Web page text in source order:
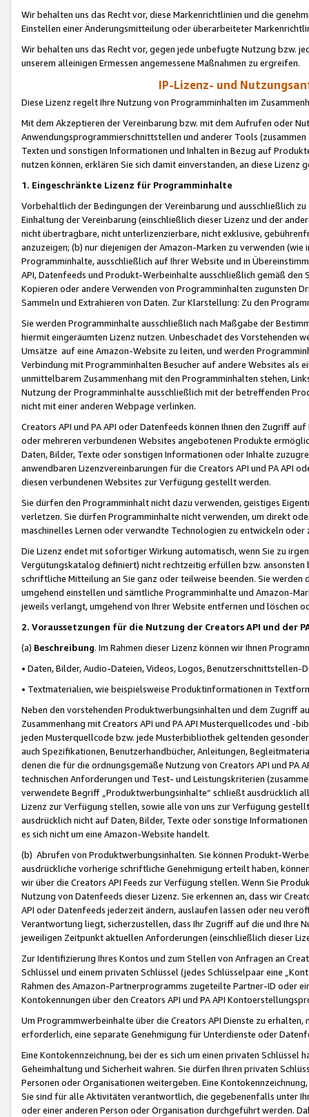
Wir behalten uns das Recht vor, diese Markenrichtlinien und die
Einstellen einer Änderungsmitteilung oder überarbeiteter
Wir behalten uns das Recht vor, gegen jede unbefugte Nutzung bzw.
unserem alleinigen Ermessen angemessene Maßnahmen zu ergreifen.
IP-Lizenz- und
Diese Lizenz regelt Ihre Nutzung von Programminhalten im
Mit dem Akzeptieren der Vereinbarung bzw. mit dem Aufrufen oder
Anwendungsprogrammierschnittstellen und anderer Tools (zusammen
Texten und sonstigen Informationen und Inhalten in Bezug auf
nutzen können, erklären Sie sich damit einverstanden, an diese Lizenz
1. Eingeschränkte Lizenz für Programminhalte
Vorbehaltlich der Bedingungen der Vereinbarung und ausschließlich
Einhaltung der Vereinbarung (einschließlich dieser Lizenz und der
nicht übertragbare, nicht unterlizenzierbare, nicht exklusive,
anzuzeigen; (b) nur diejenigen der Amazon-Marken zu verwenden
Programminhalte, ausschließlich auf Ihrer Website und in
API, Datenfeeds und Produkt-Werbeinhalte ausschließlich gemäß
Kopieren oder andere Verwenden von Programminhalten zugunsten
Sammeln und Extrahieren von Daten. Zur Klarstellung: Zu den
Sie werden Programminhalte ausschließlich nach Maßgabe der
hiermit eingeräumten Lizenz nutzen. Unbeschadet des Vorstehenden
Umsätze auf eine Amazon-Website zu leiten, und werden
Verbindung mit Programminhalten Besucher auf andere Websites als
unmittelbarem Zusammenhang mit den Programminhalten stehen,
Nutzung der Programminhalte ausschließlich mit der betreffenden
nicht mit einer anderen Webpage verlinken.
Creators API und PA API oder Datenfeeds können Ihnen den Zugriff
oder mehreren verbundenen Websites angebotenen Produkte
Daten, Bilder, Texte oder sonstigen Informationen oder Inhalte
anwendbaren Lizenzvereinbarungen für die Creators API und PA API
diesen verbundenen Websites zur Verfügung gestellt werden.
Sie dürfen den Programminhalt nicht dazu verwenden, geistiges
verletzen. Sie dürfen Programminhalte nicht verwenden, um direkt
maschinelles Lernen oder verwandte Technologien zu entwickeln
Die Lizenz endet mit sofortiger Wirkung automatisch, wenn Sie zu
Vergütungskatalog definiert) nicht rechtzeitig erfüllen bzw. ansonsten
schriftliche Mitteilung an Sie ganz oder teilweise beenden. Sie werden
umgehend einstellen und sämtliche Programminhalte und Amazon-
jeweils verlangt, umgehend von Ihrer Website entfernen und löschen
2. Voraussetzungen für die Nutzung der Creators API und der
(a) Beschreibung. Im Rahmen dieser Lizenz können wir Ihnen
• Daten, Bilder, Audio-Dateien, Videos, Logos, Benutzerschnittstellen-
• Textmaterialien, wie beispielsweise Produktinformationen in
Neben den vorstehenden Produktwerbungsinhalten und dem Zugriff
Zusammenhang mit Creators API und PA API Musterquellcodes und
jeden Musterquellcode bzw. jede Musterbibliothek geltenden
auch Spezifikationen, Benutzerhandbücher, Anleitungen,
denen die für die ordnungsgemäße Nutzung von Creators API und PA
technischen Anforderungen und Test- und Leistungskriterien
verwendete Begriff „Produktwerbungsinhalte“ schließt ausdrücklich
Lizenz zur Verfügung stellen, sowie alle von uns zur Verfügung
ausdrücklich nicht auf Daten, Bilder, Texte oder sonstige
es sich nicht um eine Amazon-Website handelt.
(b) Abrufen von Produktwerbungsinhalten. Sie können Produkt-
ausdrückliche vorherige schriftliche Genehmigung erteilt haben,
wir über die Creators API Feeds zur Verfügung stellen. Wenn Sie
Nutzung von Datenfeeds dieser Lizenz. Sie erkennen an, dass wir
API oder Datenfeeds jederzeit ändern, auslaufen lassen oder neu
Verantwortung liegt, sicherzustellen, dass Ihr Zugriff auf die und Ihre
jeweiligen Zeitpunkt aktuellen Anforderungen (einschließlich dieser
Zur Identifizierung Ihres Kontos und zum Stellen von Anfragen an
Schlüssel und einem privaten Schlüssel (jedes Schlüsselpaar eine
Rahmen des Amazon-Partnerprogramms zugeteilte Partner-ID oder
Kontokennungen über den Creators API und PA API
Um Programmwerbeinhalte über die Creators API Dienste zu
erforderlich, eine separate Genehmigung für Unterdienste oder
Eine Kontokennzeichnung, bei der es sich um einen privaten
Geheimhaltung und Sicherheit wahren. Sie dürfen Ihren privaten
Personen oder Organisationen weitergeben. Eine
Sie sind für alle Aktivitäten verantwortlich, die gegebenenfalls unter
oder einer anderen Person oder Organisation durchgeführt werden.